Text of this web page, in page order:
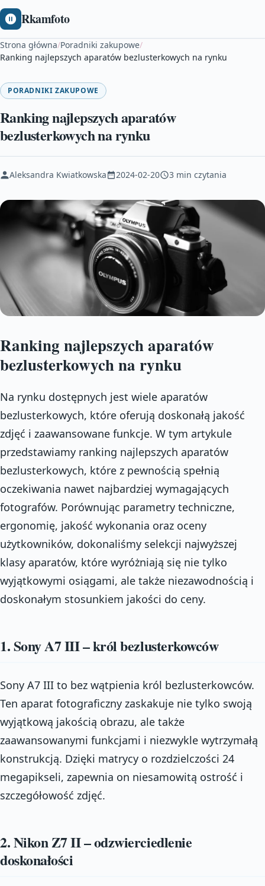
Rkamfoto
Strona główna/Poradniki zakupowe/
Ranking najlepszych aparatów bezlusterkowych na rynku
PORADNIKI ZAKUPOWE
Ranking najlepszych aparatów
bezlusterkowych na rynku
Aleksandra Kwiatkowska 2024-02-20 3 min czytania
Ranking najlepszych aparatów
bezlusterkowych na rynku
Na rynku dostępnych jest wiele aparatów
bezlusterkowych, które oferują doskonałą jakość
zdjęć i zaawansowane funkcje. W tym artykule
przedstawiamy ranking najlepszych aparatów
bezlusterkowych, które z pewnością spełnią
oczekiwania nawet najbardziej wymagających
fotografów. Porównując parametry techniczne,
ergonomię, jakość wykonania oraz oceny
użytkowników, dokonaliśmy selekcji najwyższej
klasy aparatów, które wyróżniają się nie tylko
wyjątkowymi osiągami, ale także niezawodnością i
doskonałym stosunkiem jakości do ceny.
1. Sony A7 III – król bezlusterkowców
Sony A7 III to bez wątpienia król bezlusterkowców.
Ten aparat fotograficzny zaskakuje nie tylko swoją
wyjątkową jakością obrazu, ale także
zaawansowanymi funkcjami i niezwykle wytrzymałą
konstrukcją. Dzięki matrycy o rozdzielczości 24
megapikseli, zapewnia on niesamowitą ostrość i
szczegółowość zdjęć.
2. Nikon Z7 II – odzwierciedlenie
doskonałości